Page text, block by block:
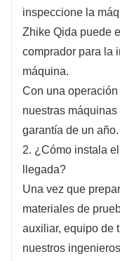
inspeccione la
Zhike Qida puede
comprador para la
máquina.
Con una
nuestras
garantía de un año.
2. ¿Cómo instala
llegada?
Una vez que
materiales de
auxiliar, equipo de
nuestros